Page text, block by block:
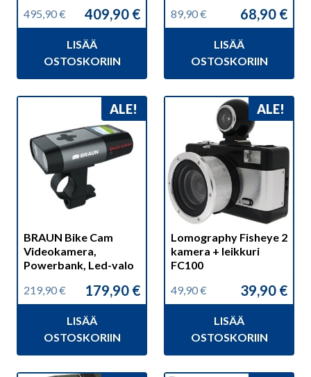
495,90€
Alkuperäinen
495,90 €.
409,90 €
Nykyinen
409,90 €.
LISÄÄ
OSTOSKORIIN
89,90€
Alkuperäinen
89,90 €.
68,90 €
Nykyinen
68,90 €.
LISÄÄ
OSTOSKORIIN
ALE!
BRAUN Bike Cam
Videokamera,
Powerbank, Led-valo
219,90€
Alkuperäinen
219,90 €.
179,90 €
Nykyinen
179,90 €.
LISÄÄ
OSTOSKORIIN
ALE!
Lomography Fisheye 2
kamera + leikkuri
FC100
49,90€
Alkuperäinen
49,90 €.
39,90 €
Nykyinen
39,90 €.
LISÄÄ
OSTOSKORIIN